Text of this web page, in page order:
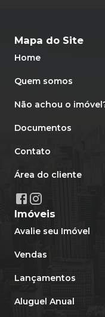
Mapa do Site
Home
Quem somos
Não achou o
Documentos
Contato
Área do cliente
Imóveis
Avalie seu Imóvel
Vendas
Lançamentos
Aluguel Anual